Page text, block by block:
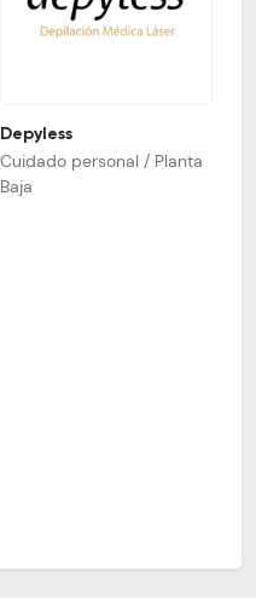
Depyless
Cuidado personal / Planta
Baja